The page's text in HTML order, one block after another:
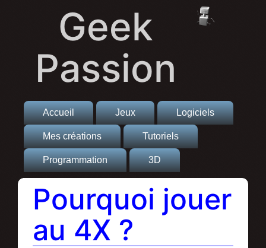
Geek
Passion
Accueil Jeux Logiciels
Mes créations Tutoriels
Programmation 3D
Pourquoi jouer
au 4X ?